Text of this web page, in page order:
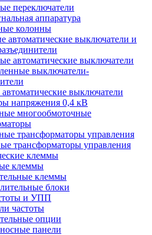
переключатели
аппаратура
колонны
выключатели и
автоматические выключатели
выключатели-
выключатели
напряжения 0,4 кВ
многообмоточные
трансформаторы управления
трансформаторы управления
клеммы
клеммы
клеммы
блоки
и УПП
частоты
опции
панели